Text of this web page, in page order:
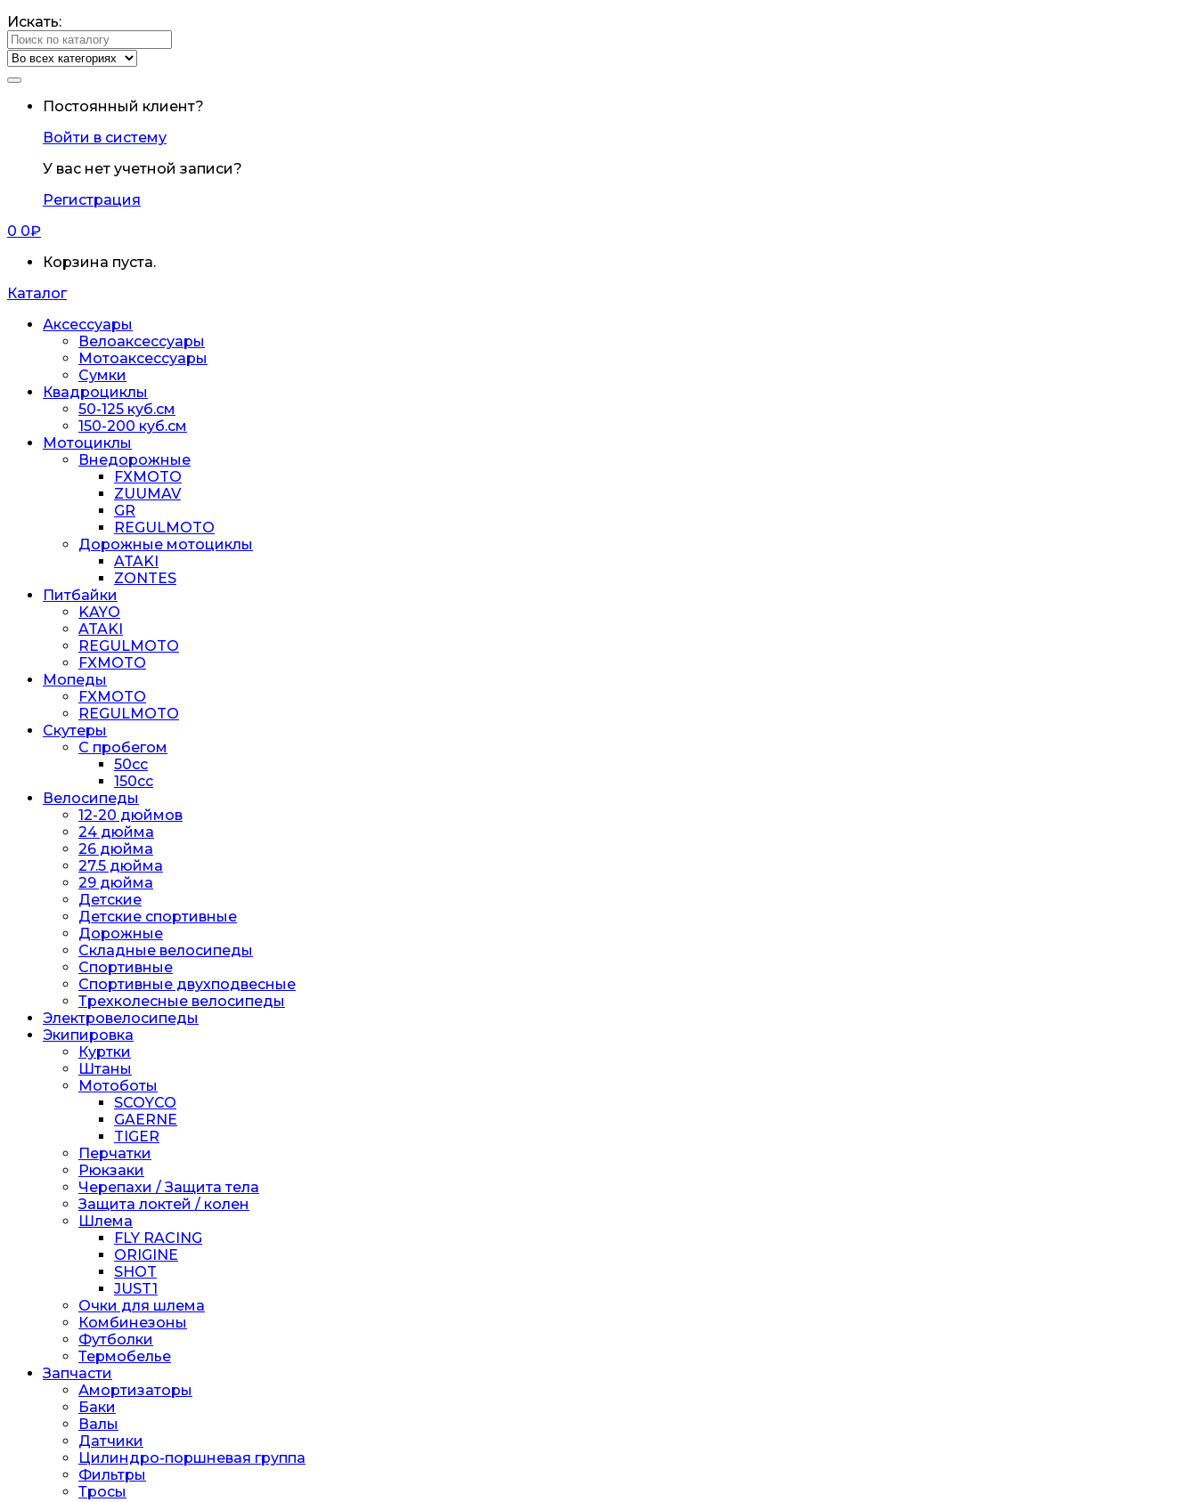
Искать:
Постоянный клиент?
Войти в систему
У вас нет учетной записи?
Регистрация
0 0₽
Корзина пуста.
Каталог
Аксессуары
Велоаксессуары
Мотоаксессуары
Сумки
Квадроциклы
50-125 куб.см
150-200 куб.см
Мотоциклы
Внедорожные
FXMOTO
ZUUMAV
GR
REGULMOTO
Дорожные мотоциклы
ATAKI
ZONTES
Питбайки
KAYO
ATAKI
REGULMOTO
FXMOTO
Мопеды
FXMOTO
REGULMOTO
Скутеры
С пробегом
50cc
150cc
Велосипеды
12-20 дюймов
24 дюйма
26 дюйма
27.5 дюйма
29 дюйма
Детские
Детские спортивные
Дорожные
Складные велосипеды
Спортивные
Спортивные двухподвесные
Трехколесные велосипеды
Электровелосипеды
Экипировка
Куртки
Штаны
Мотоботы
SCOYCO
GAERNE
TIGER
Перчатки
Рюкзаки
Черепахи / Защита тела
Защита локтей / колен
Шлема
FLY RACING
ORIGINE
SHOT
JUST1
Очки для шлема
Комбинезоны
Футболки
Термобелье
Запчасти
Амортизаторы
Баки
Валы
Датчики
Цилиндро-поршневая группа
Фильтры
Тросы